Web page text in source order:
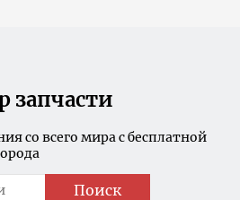
запчасти
со всего мира с бесплатной
Поиск